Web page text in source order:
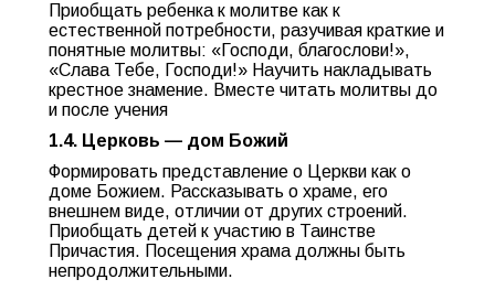
Приобщать ребенка к молитве как к
естественной потребности, разучивая краткие и
понятные молитвы: «Господи, благослови!»,
«Слава Тебе, Господи!» Научить накладывать
крестное знамение. Вместе читать молитвы до
и после учения
1.4. Церковь — дом Божий
Формировать представление о Церкви как о
доме Божием. Рассказывать о храме, его
внешнем виде, отличии от других строений.
Приобщать детей к участию в Таинстве
Причастия. Посещения храма должны быть
непродолжительными.